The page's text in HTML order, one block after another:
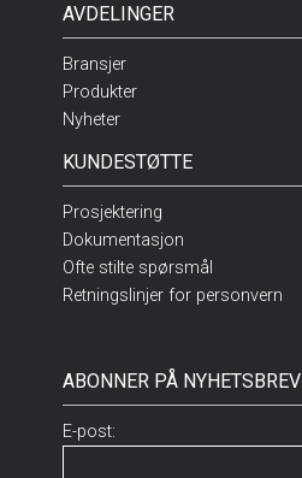
AVDELINGER
Bransjer
Produkter
Nyheter
KUNDESTØTTE
Prosjektering
Dokumentasjon
Ofte stilte spørsmål
Retningslinjer for personvern
ABONNER PÅ NYHETSBREV
E-post: